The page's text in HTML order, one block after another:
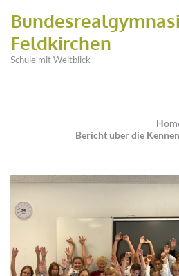
Feldkirchen
Schule mit Weitblick
Bericht über die